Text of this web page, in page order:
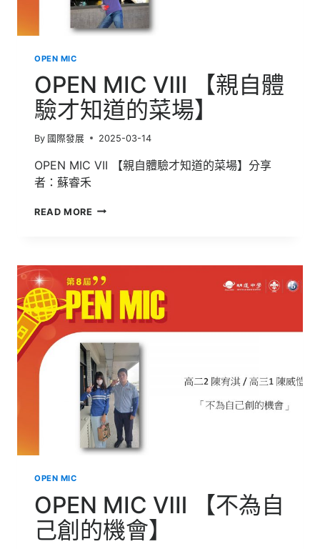
OPEN MIC
OPEN MIC Ⅷ 【親自體
驗才知道的菜場】
By 國際發展 2025-03-14
OPEN MIC VII 【親自體驗才知道的菜場】分享
者：蘇睿禾
READ MORE OPEN
體
驗
才
知
道
的
菜
場】
OPEN MIC
OPEN MIC Ⅷ 【不為自
己創的機會】